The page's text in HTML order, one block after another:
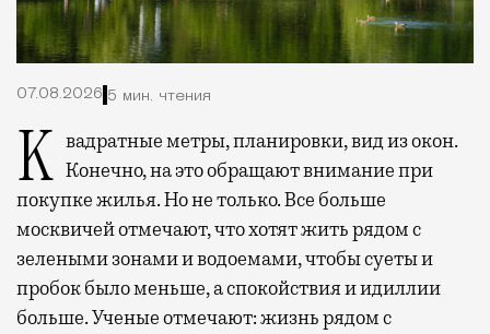
07.08.2026 5 мин. чтения
Квадратные метры, планировки, вид из окон. Конечно, на это обращают внимание при
покупке жилья. Но не только. Все больше
москвичей отмечают, что хотят жить рядом с
зелеными зонами и водоемами, чтобы суеты и
пробок было меньше, а спокойствия и идиллии
больше. Ученые отмечают: жизнь рядом с